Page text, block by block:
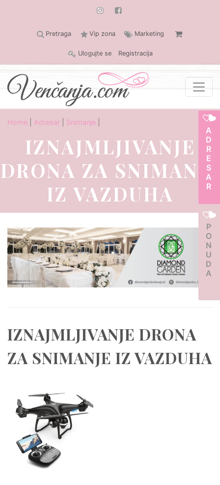
Pretraga Vip zona Marketing
Ulogujte se Registracija
ADRESAR
PONUDA
Home Adresar Snimanje
IZNAJMLJIVANJE
DRONA ZA SNIMANJE
IZ VAZDUHA
IZNAJMLJIVANJE DRONA
ZA SNIMANJE IZ VAZDUHA